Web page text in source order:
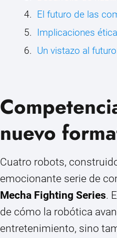
El futuro de las
Implicaciones
Un vistazo al
nuevo
Cuatro robots,
emocionante serie de
Mecha Fighting Series.
de cómo la robótica
entretenimiento, sino